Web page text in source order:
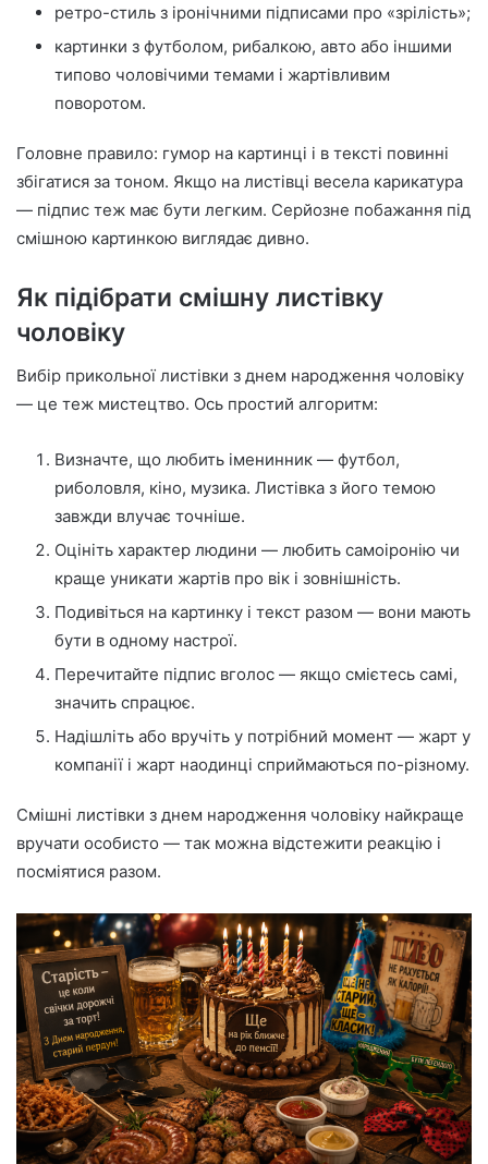
ретро-стиль з іронічними підписами про «зрілість»;
картинки з футболом, рибалкою, авто або іншими
типово чоловічими темами і жартівливим
поворотом.
Головне правило: гумор на картинці і в тексті повинні
збігатися за тоном. Якщо на листівці весела карикатура
— підпис теж має бути легким. Серйозне побажання під
смішною картинкою виглядає дивно.
Як підібрати смішну листівку
чоловіку
Вибір прикольної листівки з днем народження чоловіку
— це теж мистецтво. Ось простий алгоритм:
Визначте, що любить іменинник — футбол,
риболовля, кіно, музика. Листівка з його темою
завжди влучає точніше.
Оцініть характер людини — любить самоіронію чи
краще уникати жартів про вік і зовнішність.
Подивіться на картинку і текст разом — вони мають
бути в одному настрої.
Перечитайте підпис вголос — якщо смієтесь самі,
значить спрацює.
Надішліть або вручіть у потрібний момент — жарт у
компанії і жарт наодинці сприймаються по-різному.
Смішні листівки з днем народження чоловіку найкраще
вручати особисто — так можна відстежити реакцію і
посміятися разом.